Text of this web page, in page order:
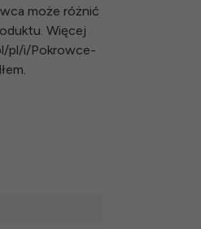
może różnić
Więcej
pl/i/Pokrowce-